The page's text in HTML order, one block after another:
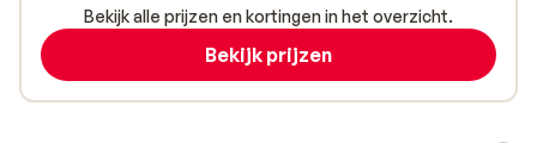
Bekijk alle prijzen en kortingen in het overzicht.
Bekijk prijzen